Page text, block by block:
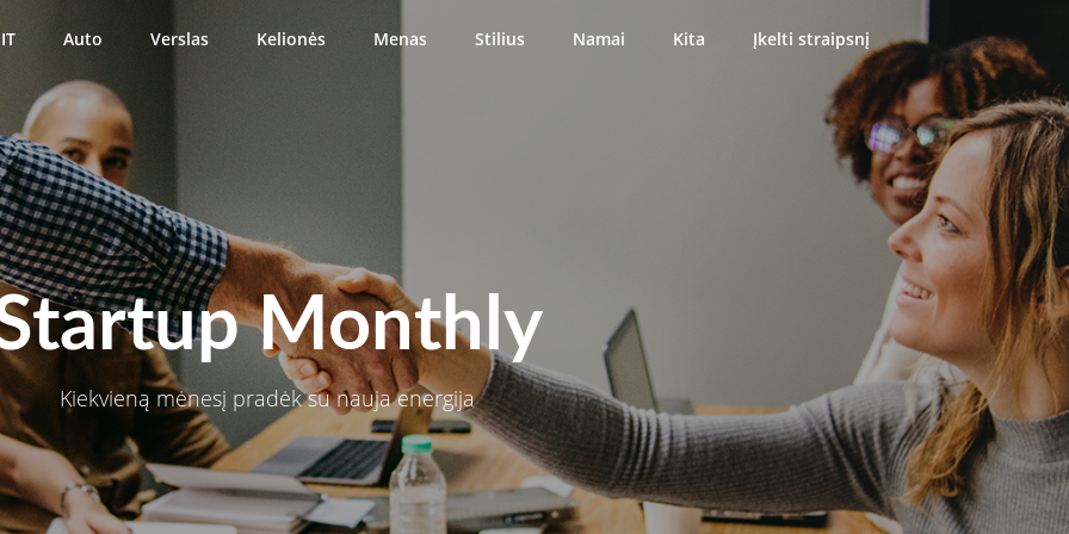
IT Auto Verslas Kelionės Menas Stilius Namai Kita Įkelti straipsnį
Monthly
Kiekvieną mėnesį pradėk su nauja energija